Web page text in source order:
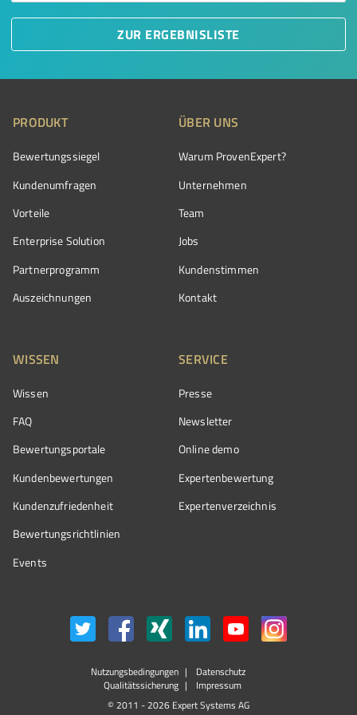
ZUR ERGEBNISLISTE
PRODUKT
Bewertungssiegel
Kundenumfragen
Vorteile
Enterprise Solution
Partnerprogramm
Auszeichnungen
ÜBER UNS
Warum ProvenExpert?
Unternehmen
Team
Jobs
Kundenstimmen
Kontakt
WISSEN
Wissen
FAQ
Bewertungsportale
Kundenbewertungen
Kundenzufriedenheit
Bewertungs­richtlinien
Events
SERVICE
Presse
Newsletter
Online demo
Expertenbewertung
Expertenverzeichnis
Nutzungsbedingungen
Datenschutz
Qualitätssicherung
Impressum
© 2011 - 2026 Expert Systems AG